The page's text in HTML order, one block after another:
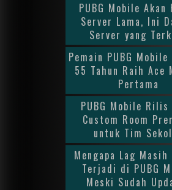
PUBG Mobile Akan
Server Lama, Ini
Server yang
Pemain PUBG
55 Tahun Raih Ace
Pertama
PUBG Mobile
Custom Room
untuk Tim
Mengapa Lag
Terjadi di PUBG
Meski Sudah